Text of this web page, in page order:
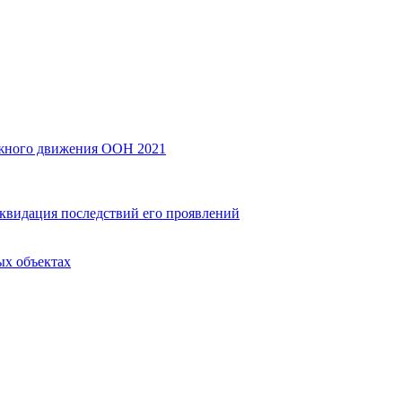
движения ООН 2021
последствий его проявлений
объектах